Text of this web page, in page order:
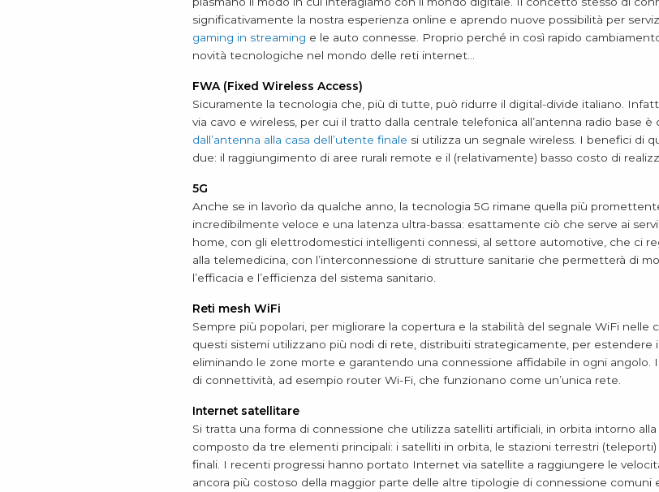
significativamente la nostra esperienza online e aprendo nuove possibilità per
gaming in streaming e le auto connesse. Proprio perché in così rapido
novità tecnologiche nel mondo delle reti internet…
FWA (Fixed Wireless Access)
Sicuramente la tecnologia che, più di tutte, può ridurre il digital-divide italiano.
via cavo e wireless, per cui il tratto dalla centrale telefonica all’antenna radio base
dall’antenna alla casa dell’utente finale si utilizza un segnale wireless. I benefici di
due: il raggiungimento di aree rurali remote e il (relativamente) basso costo di
5G
Anche se in lavorìo da qualche anno, la tecnologia 5G rimane quella più
incredibilmente veloce e una latenza ultra-bassa: esattamente ciò che serve ai
home, con gli elettrodomestici intelligenti connessi, al settore automotive, che ci
alla telemedicina, con l’interconnessione di strutture sanitarie che permetterà di
l’efficacia e l’efficienza del sistema sanitario.
Reti mesh WiFi
Sempre più popolari, per migliorare la copertura e la stabilità del segnale WiFi nelle
questi sistemi utilizzano più nodi di rete, distribuiti strategicamente, per estendere
eliminando le zone morte e garantendo una connessione affidabile in ogni angolo.
di connettività, ad esempio router Wi-Fi, che funzionano come un’unica rete.
Internet satellitare
Si tratta una forma di connessione che utilizza satelliti artificiali, in orbita intorno
composto da tre elementi principali: i satelliti in orbita, le stazioni terrestri
finali. I recenti progressi hanno portato Internet via satellite a raggiungere le
ancora più costoso della maggior parte delle altre tipologie di connessione comuni